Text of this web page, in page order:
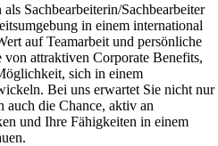
Sachbearbeiterin/Sachbearbeiter
in einem international
auf Teamarbeit und persönliche
attraktiven Corporate Benefits,
sich in einem
Bei uns erwartet Sie nicht nur
auch die Chance, aktiv an
und Ihre Fähigkeiten in einem